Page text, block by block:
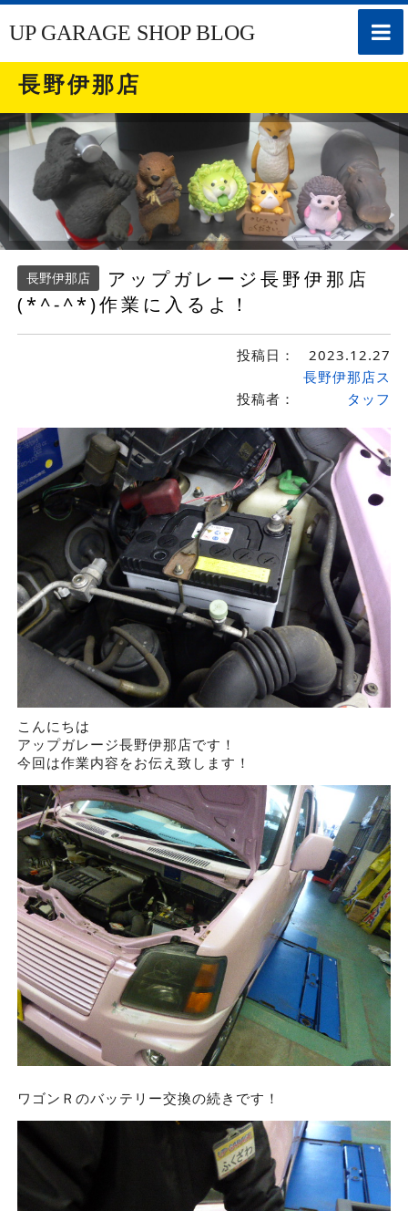
toggle
UP GARAGE SHOP BLOG
長野伊那店
長野伊那店
アップガレージ長野伊那店
(*^-^*)作業に入るよ！
投稿日： 2023.12.27
投稿者：
長野伊那店ス
タッフ
こんにちは
アップガレージ長野伊那店です！
今回は作業内容をお伝え致します！
ワゴンＲのバッテリー交換の続きです！